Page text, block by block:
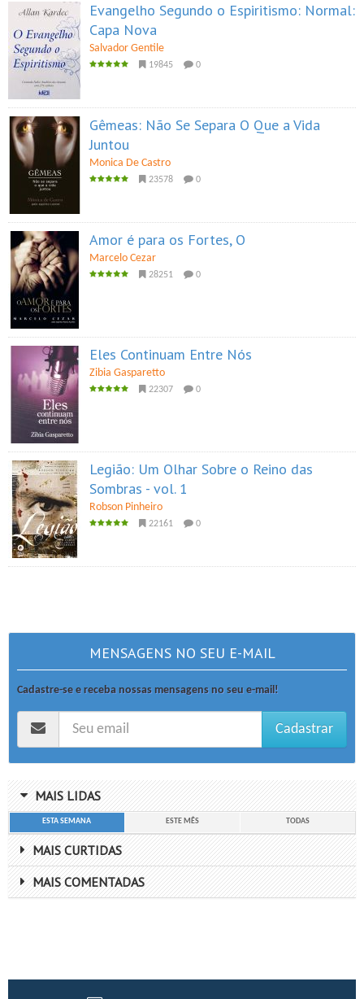
Evangelho Segundo o Espiritismo: Normal:
Capa Nova
Salvador Gentile
19845 0
Gêmeas: Não Se Separa O Que a Vida
Juntou
Monica De Castro
23578 0
Amor é para os Fortes, O
Marcelo Cezar
28251 0
Eles Continuam Entre Nós
Zibia Gasparetto
22307 0
Legião: Um Olhar Sobre o Reino das
Sombras - vol. 1
Robson Pinheiro
22161 0
MENSAGENS NO SEU E-MAIL
Cadastre-se e receba nossas mensagens no seu e-mail!
Cadastrar
MAIS LIDAS
ESTA SEMANA ESTE MÊS TODAS
MAIS CURTIDAS
MAIS COMENTADAS